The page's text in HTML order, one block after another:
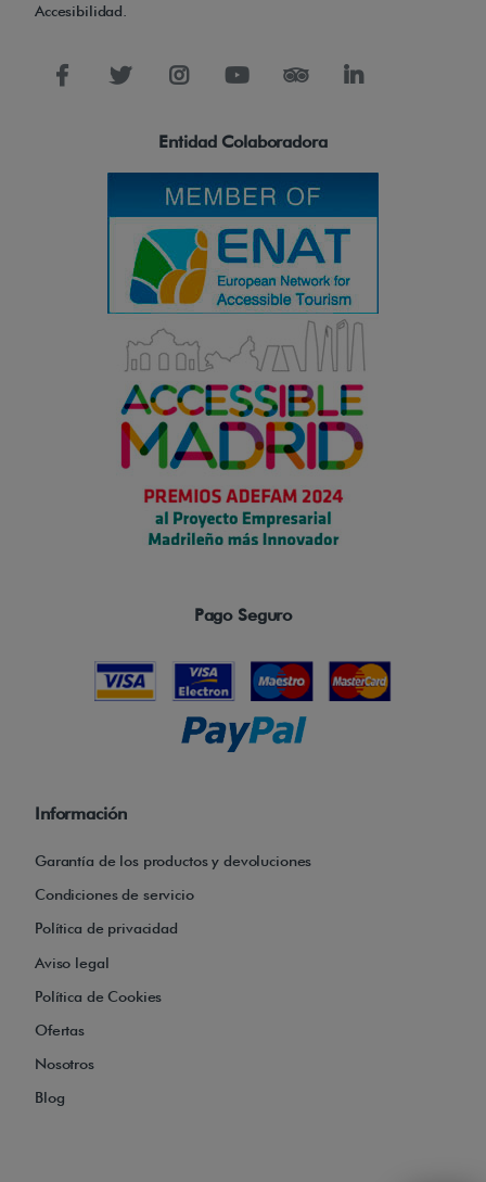
Accesibilidad.
Entidad Colaboradora
Pago Seguro
Información
Garantía de los productos y devoluciones
Condiciones de servicio
Política de privacidad
Aviso legal
Política de Cookies
Ofertas
Nosotros
Blog